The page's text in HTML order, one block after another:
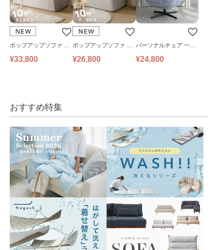
ポップアップソファ ソ
ファ フロアソファ 幅14
¥33,800
ポップアップソファ ソ
ファ フロアソファ 幅10
¥26,800
パーソナルチェア 一人
掛けソファ O’HANA ソ
¥24,800
おすすめ特集